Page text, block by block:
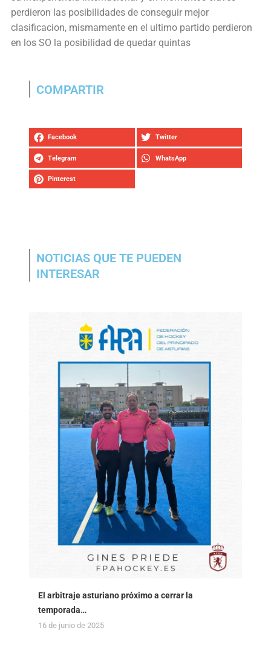
perdieron las posibilidades de conseguir mejor
clasificacion, mismamente en el ultimo partido perdieron
en los SO la posibilidad de quedar quintas
COMPARTIR
Facebook Twitter
Telegram WhatsApp
Pinterest
NOTICIAS QUE TE PUEDEN
INTERESAR
El arbitraje asturiano próximo a cerrar la
temporada…
16 de junio de 2025